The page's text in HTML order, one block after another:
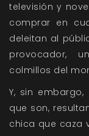
televisión y
comprar en
deleitan al
provocador,
colmillos del
Y, sin
que son,
chica que caza